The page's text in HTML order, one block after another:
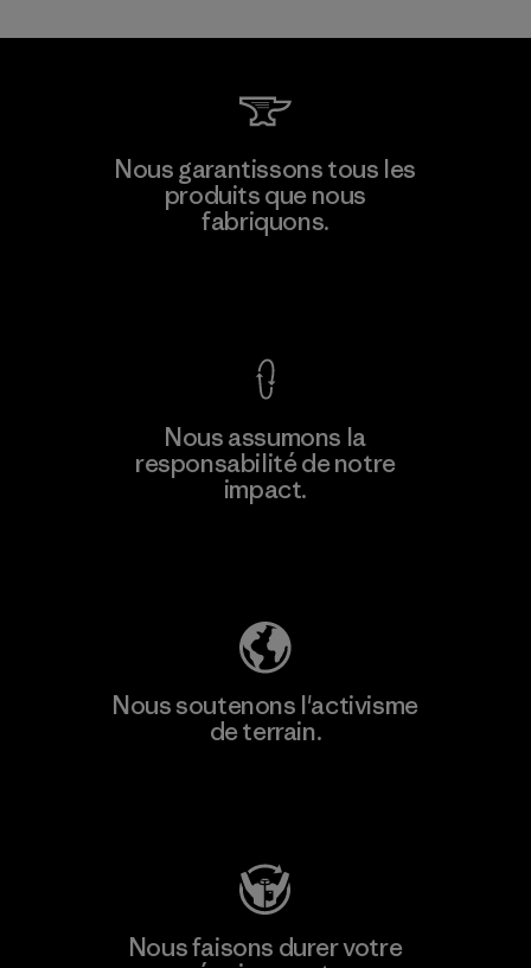
Nous garantissons tous les
produits que nous
fabriquons.
Nous assumons la
responsabilité de notre
impact.
Nous soutenons l'activisme
de terrain.
Nous faisons durer votre